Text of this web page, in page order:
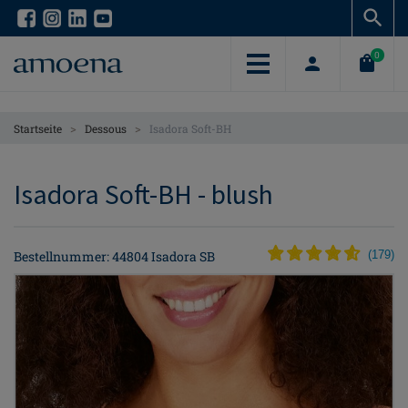
Skip
content
Skip
content
0
Startseite > Dessous > Isadora Soft-BH
Isadora Soft-BH - blush
Bestellnummer: 44804 Isadora SB (179)